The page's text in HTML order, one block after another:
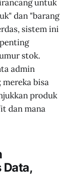
untuk
dan "barang
sistem ini
stok.
admin
bisa
produk
dan mana